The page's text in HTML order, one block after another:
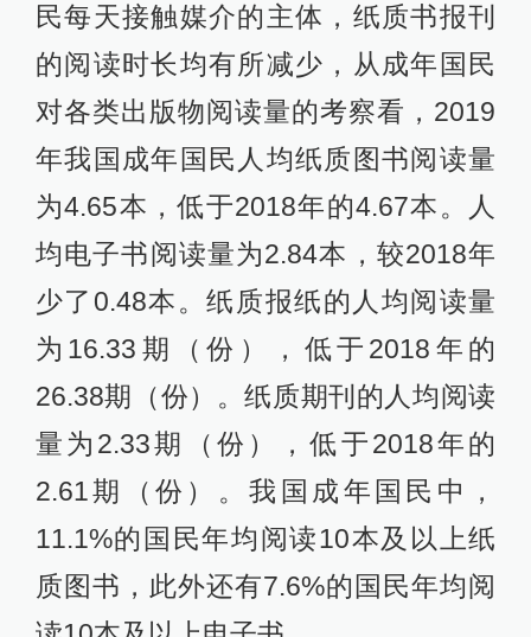
民每天接触媒介的主体，纸质书报刊
的阅读时长均有所减少，从成年国民
对各类出版物阅读量的考察看，2019
年我国成年国民人均纸质图书阅读量
为4.65本，低于2018年的4.67本。人
均电子书阅读量为2.84本，较2018年
少了0.48本。纸质报纸的人均阅读量
为16.33期（份），低于2018年的
26.38期（份）。纸质期刊的人均阅读
量为2.33期（份），低于2018年的
2.61期（份）。我国成年国民中，
11.1%的国民年均阅读10本及以上纸
质图书，此外还有7.6%的国民年均阅